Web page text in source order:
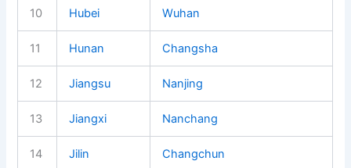
10 Hubei Wuhan
11 Hunan Changsha
12 Jiangsu Nanjing
13 Jiangxi Nanchang
14 Jilin Changchun